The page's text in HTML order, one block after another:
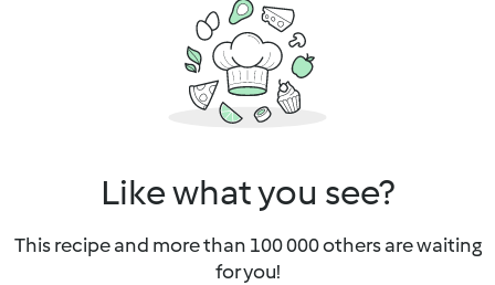
Like what you see?
This recipe and more than 100 000 others are waiting
for you!